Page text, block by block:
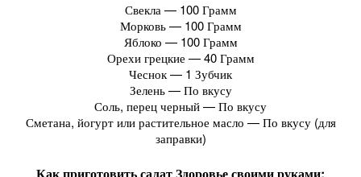
Свекла — 100 Грамм
Морковь — 100 Грамм
Яблоко — 100 Грамм
Орехи грецкие — 40 Грамм
Чеснок — 1 Зубчик
Зелень — По вкусу
Соль, перец черный — По вкусу
Сметана, йогурт или растительное масло — По вкусу (для
заправки)